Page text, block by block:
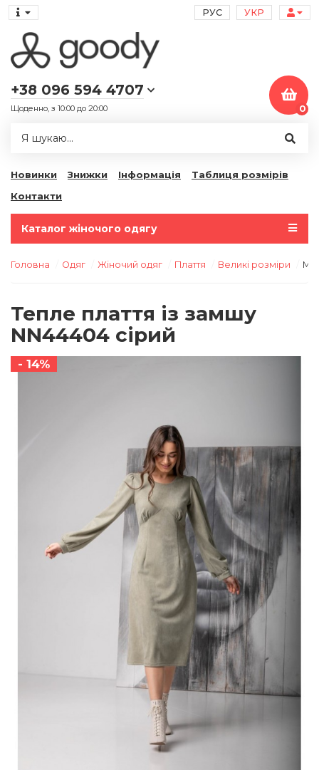
РУС УКР
+38 096 594 4707
Щоденно, з 10:00 до 20:00 0
Новинки Знижки Інформація
Таблиця розмірів
Контакти
Каталог жіночого одягу
Головна Одяг Жіночий одяг Плаття Великі розміри
Тепле плаття із замшу
NN44404 сірий
- 14%